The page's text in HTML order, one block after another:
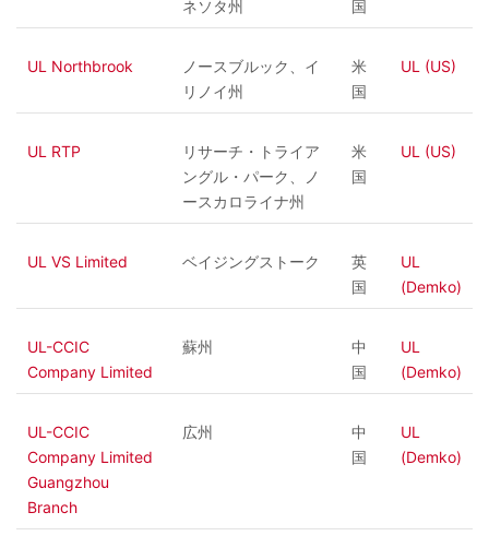
ネソタ州
国
UL Northbrook
ノースブルック、イ
リノイ州
米
国
UL (US)
UL RTP
リサーチ・トライア
ングル・パーク、ノ
ースカロライナ州
米
国
UL (US)
UL VS Limited ベイジングストーク
英
国
UL
(Demko)
UL-CCIC
Company Limited
蘇州
中
国
UL
(Demko)
UL-CCIC
Company Limited
Guangzhou
Branch
広州
中
国
UL
(Demko)